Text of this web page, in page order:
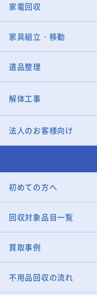
家電回収
家具組立・移動
遺品整理
解体工事
法人のお客様向け
初めての方へ
回収対象品目一覧
買取事例
不用品回収の流れ